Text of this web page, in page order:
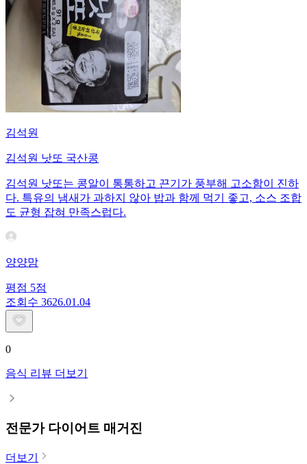
김석원
김석원 낫또 국산콩
김석원 낫또는 콩알이 통통하고 끈기가 풍부해 고소함이 진하
다. 특유의 냄새가 과하지 않아 밥과 함께 먹기 좋고, 소스 조합
도 균형 잡혀 만족스럽다.
양양맘
평점 5점
조회수 3626.01.04
0
음식 리뷰 더보기
전문가 다이어트 매거진
더보기